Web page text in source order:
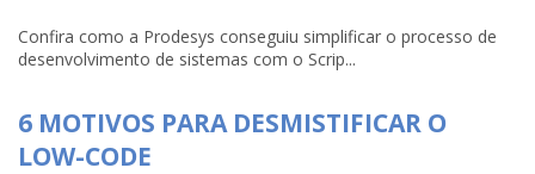
Confira como a Prodesys conseguiu simplificar o processo de
desenvolvimento de sistemas com o Scrip...
6 MOTIVOS PARA DESMISTIFICAR O
LOW-CODE